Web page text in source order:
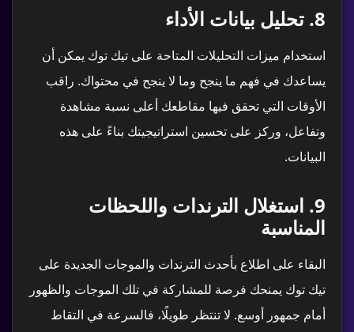
8. تحليل بيانات الأداء
استخدام ميزات التحليلات المتاحة على تيك توك يمكن أن
يساعدك في فهم ما ينجح وما لا ينجح في محتواك. راقب
الأوقات التي تحقق فيها مقاطعك أعلى نسبة مشاهدة
وتفاعل، وركز على تحسين استراتيجيتك بناءً على هذه
البيانات.
9. استغلال الترندات واللحظات
المناسبة
البقاء على اطلاع بأحدث الترندات والموجات الجديدة على
تيك توك يمنحك فرصة للمشاركة في تلك الموجات والظهور
أمام جمهور أوسع. لا تنتظر طويلًا، فالسرعة في التقاط